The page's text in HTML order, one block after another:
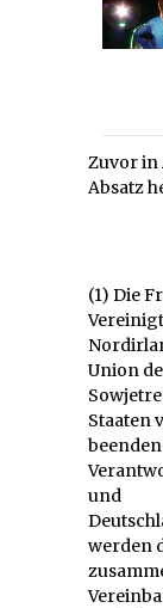
Zuvor in
Absatz
(1) Die
Union
Staaten
und
werden